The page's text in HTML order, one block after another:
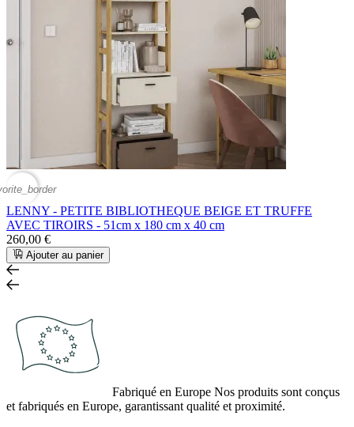
LENNY - PETITE BIBLIOTHEQUE BEIGE ET TRUFFE
AVEC TIROIRS - 51cm x 180 cm x 40 cm
260,00 €
Ajouter au panier
Fabriqué en Europe Nos produits sont conçus
et fabriqués en Europe, garantissant qualité et proximité.